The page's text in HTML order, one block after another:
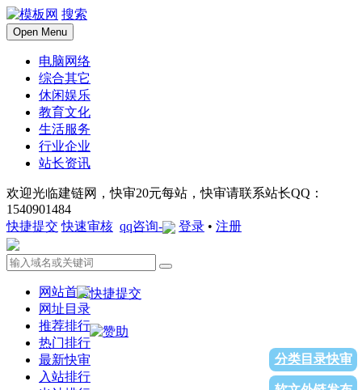
搜索
Open Menu
电脑网络
综合其它
休闲娱乐
教育文化
生活服务
行业企业
站长资讯
欢迎光临建链网，快审20元每站，快审请联系站长QQ：
1540901484
快捷提交 快速审核 qq咨询- 登录 • 注册
网站首页
网址目录
推荐排行
热门排行
最新快审
入站排行
分类目录快审